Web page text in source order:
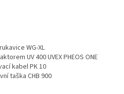
WG-XL
UV 400 UVEX PHEOS ONE
kabel PK 10
taška CHB 900